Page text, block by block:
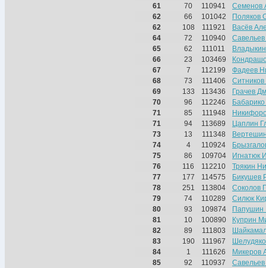
61
70 110941
Семенов
62
66 101042
Поляков
62
108 111921
Васёв
64
72 110940
65
62 111011
66
23 103469
67
7 112199
Фадеев
68
73 111406
69
133 113436
Грачев
70
96 112246
71
85 111948
71
94 113689
Цаплин
73
13 111348
74
4 110924
75
86 109704
Игнатюк
76
116 112210
Трякин
77
177 114575
Бикушев
78
251 113804
Соколов
79
74 110289
Силюк
80
93 109874
Папушин
81
10 100890
Куприн
82
89 111803
83
190 111967
84
1 111626
Микеров
85
92 110937